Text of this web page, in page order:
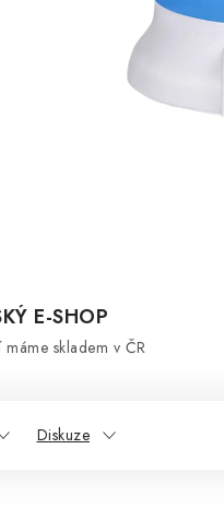
E-SHOP
máme skladem v ČR
Diskuze